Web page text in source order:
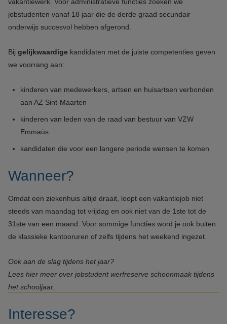
jobstudenten vanaf 18 jaar die de derde graad secundair
onderwijs succesvol hebben afgerond.
Bij gelijkwaardige kandidaten met de juiste competenties geven
we voorrang aan:
kinderen van medewerkers, artsen en huisartsen verbonden
aan AZ Sint-Maarten
kinderen van leden van de raad van bestuur van VZW
Emmaüs
kandidaten die voor een langere periode wensen te komen
Wanneer?
Omdat een ziekenhuis altijd draait, loopt een vakantiejob niet
steeds van maandag tot vrijdag en ook niet van de 1ste tot de
31ste van een maand. Voor sommige functies word je ook buiten
de klassieke kantooruren of zelfs tijdens het weekend ingezet.
Ook aan de slag tijdens het jaar?
Lees hier meer over jobstudent werfreserve schoonmaak tijdens
het schooljaar.
Interesse?